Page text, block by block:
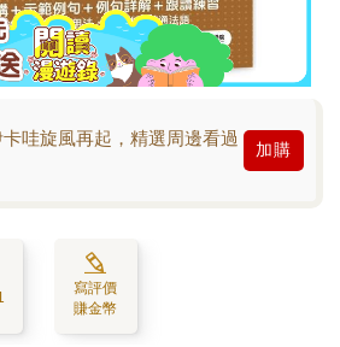
哇旋風再起，精選周邊看過
加購
寫評價
賺金幣